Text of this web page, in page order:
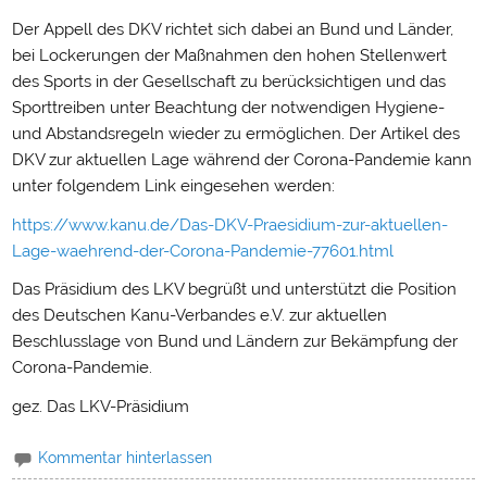
Der Appell des DKV richtet sich dabei an Bund und Länder,
bei Lockerungen der Maßnahmen den hohen Stellenwert
des Sports in der Gesellschaft zu berücksichtigen und das
Sporttreiben unter Beachtung der notwendigen Hygiene-
und Abstandsregeln wieder zu ermöglichen. Der Artikel des
DKV zur aktuellen Lage während der Corona-Pandemie kann
unter folgendem Link eingesehen werden:
https://www.kanu.de/Das-DKV-Praesidium-zur-aktuellen-
Lage-waehrend-der-Corona-Pandemie-77601.html
Das Präsidium des LKV begrüßt und unterstützt die Position
des Deutschen Kanu-Verbandes e.V. zur aktuellen
Beschlusslage von Bund und Ländern zur Bekämpfung der
Corona-Pandemie.
gez. Das LKV-Präsidium
Kommentar hinterlassen